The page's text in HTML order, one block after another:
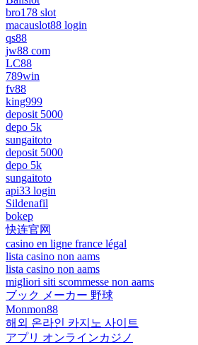
bro178 slot
macauslot88 login
qs88
jw88 com
LC88
789win
fv88
king999
deposit 5000
depo 5k
sungaitoto
deposit 5000
depo 5k
sungaitoto
api33 login
Sildenafil
bokep
快连官网
casino en ligne france légal
lista casino non aams
lista casino non aams
migliori siti scommesse non aams
ブック メーカー 野球
Monmon88
해외 온라인 카지노 사이트
アプリ オンラインカジノ